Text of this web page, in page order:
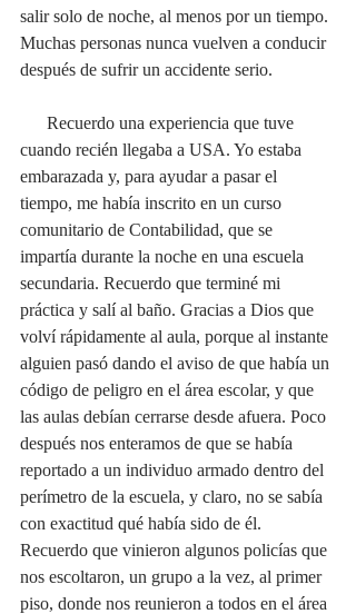
salir solo de noche, al menos por un tiempo.
Muchas personas nunca vuelven a conducir
después de sufrir un accidente serio.
cuando recién llegaba a USA. Yo estaba
embarazada y, para ayudar a pasar el
tiempo, me había inscrito en un curso
comunitario de Contabilidad, que se
impartía durante la noche en una escuela
secundaria. Recuerdo que terminé mi
práctica y salí al baño. Gracias a Dios que
volví rápidamente al aula, porque al instante
alguien pasó dando el aviso de que había un
código de peligro en el área escolar, y que
las aulas debían cerrarse desde afuera. Poco
después nos enteramos de que se había
reportado a un individuo armado dentro del
perímetro de la escuela, y claro, no se sabía
con exactitud qué había sido de él.
Recuerdo que vinieron algunos policías que
nos escoltaron, un grupo a la vez, al primer
piso, donde nos reunieron a todos en el área